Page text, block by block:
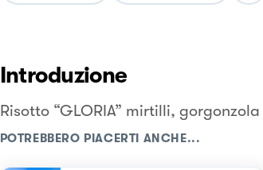
Introduzione
Risotto “GLORIA” mirtilli,
POTREBBERO PIACERTI ANCHE...